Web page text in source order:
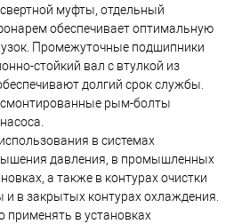
муфты, отдельный
обеспечивает оптимальную
Промежуточные подшипники
стойкий вал с втулкой из
долгий срок службы.
рым-болты
в системах
давления, в промышленных
а также в контурах очистки
и в закрытых контурах охлаждения.
применять в установках